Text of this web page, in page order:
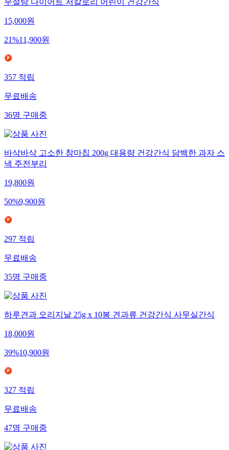
무설탕 다이어트 저칼로리 어린이 건강간식
15,000원
21%11,900원
357적립
무료배송
36명구매중
바삭바삭 고소한 참마칩 200g 대용량 건강간식 담백한 과자 스
낵 주전부리
19,800원
50%9,900원
297적립
무료배송
35명구매중
하루견과 오리지날 25g x 10봉 견과류 건강간식 사무실간식
18,000원
39%10,900원
327적립
무료배송
47명구매중